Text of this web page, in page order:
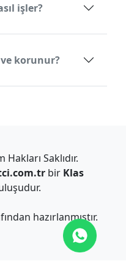
işler?
korunur?
Hakları Saklıdır.
bir Klas
hazırlanmıştır.